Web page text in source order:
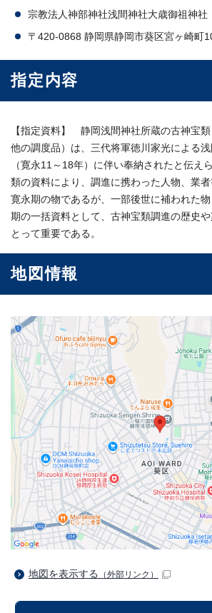
宗教法人神部神社浅間神社大歳御祖神社
〒420-0868 静岡県静岡市葵区宮ヶ崎町
指定内容
【指定資料】 静岡浅間神社所蔵の古神宝
他の調度品）は、三代将軍徳川家光による
（寛永11～18年）に伴い奉納されたと伝え
類の資料により、調進に携わった人物、業
寛永期の物であるが、一部後世に補われた
期の一括資料として、古神宝類調進の歴史
とって重要である。
地図情報
地図を表示する （外部リンク）